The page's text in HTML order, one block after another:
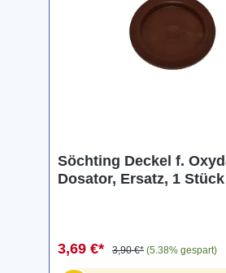
Söchting Deckel f.
Dosator, Ersatz, 1 Stück
3,69 €* 3,90 €* (5.38% gespart)